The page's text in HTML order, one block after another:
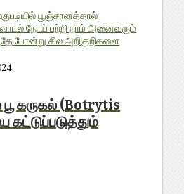
பூஞ்சானத்தால்
நோய் பற்றி நாம் அனைவரும்
போன்று சில அறிகுறிகளை
பூ கருகல் (Botrytis